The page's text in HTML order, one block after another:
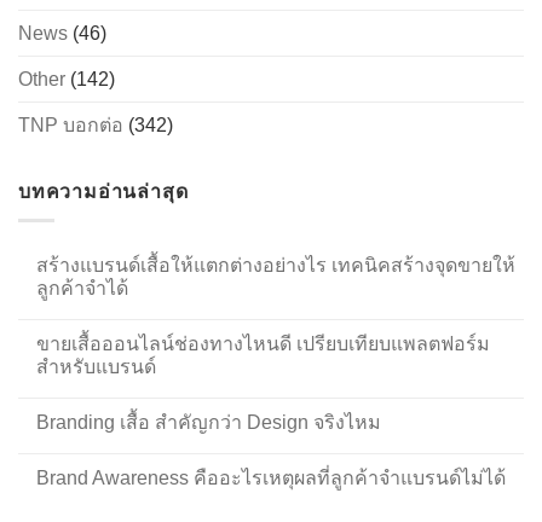
News (46)
Other (142)
TNP บอกต่อ (342)
บทความอ่านล่าสุด
สร้างแบรนด์เสื้อให้แตกต่างอย่างไร เทคนิคสร้างจุดขายให้
ลูกค้าจำได้
ขายเสื้อออนไลน์ช่องทางไหนดี เปรียบเทียบแพลตฟอร์ม
สำหรับแบรนด์
Branding เสื้อ สำคัญกว่า Design จริงไหม
Brand Awareness คืออะไรเหตุผลที่ลูกค้าจำแบรนด์ไม่ได้